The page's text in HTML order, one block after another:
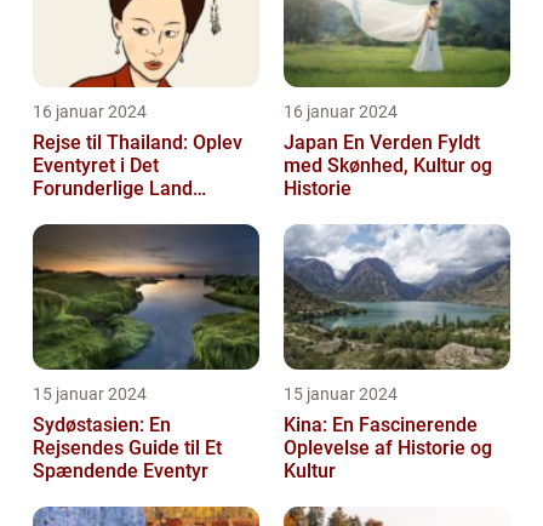
16 januar 2024
Rejse til Thailand: Oplev
Eventyret i Det
Forunderlige Land
16 januar 2024
Japan En Verden Fyldt
med Skønhed, Kultur og
Historie
15 januar 2024
Sydøstasien: En
Rejsendes Guide til Et
Spændende Eventyr
15 januar 2024
Kina: En Fascinerende
Oplevelse af Historie og
Kultur